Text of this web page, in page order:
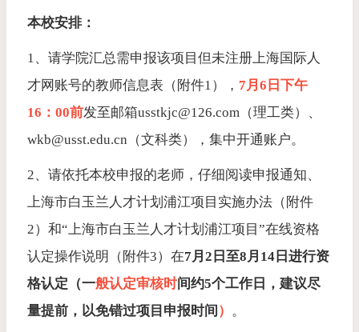
本校安排：
1、请学院汇总需申报该项目但未注册上海国际人
才网账号的教师信息表（附件1）， 7月6日下午
16：00前发至邮箱usstkjc@126.com（理工类）、
wkb@usst.edu.cn（文科类）
，集中开通账户。
2、请依托本校申报的老师，仔细阅读申报通知、
上海市白玉兰人才计划浦江项目实施办法（附件
2）和“上海市白玉兰人才计划浦江项目”在线资格
认定操作说明（附件3）在7月2日至8月14日 进行资
格认定（一般认定审核时间约5个工作日，建议尽
量提前，以免错过项目申报时间 ） 。